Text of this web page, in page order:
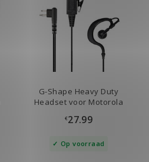
G-Shape Heavy Duty
Headset voor Motorola
€27.99
Op voorraad